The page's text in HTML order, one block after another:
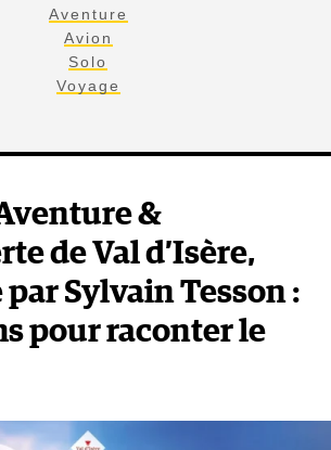
Aventure
Avion
Solo
Voyage
&
de Val d’Isère,
Sylvain Tesson :
pour raconter le